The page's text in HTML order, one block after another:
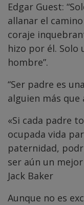
Edgar Guest:
allanar el
coraje
hizo por él. Solo
hombre”.
“Ser padre es
alguien más
«Si cada padre
ocupada vida
paternidad,
ser aún un
Jack Baker
Aunque no es